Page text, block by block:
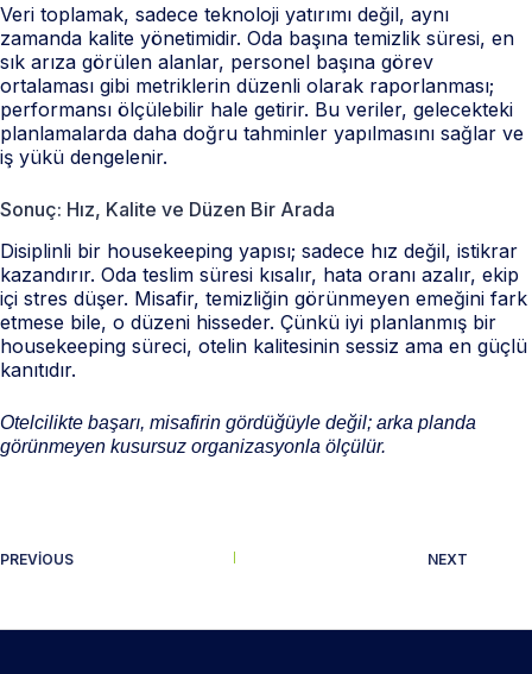
Veri toplamak, sadece teknoloji yatırımı değil, aynı
zamanda kalite yönetimidir. Oda başına temizlik süresi, en
sık arıza görülen alanlar, personel başına görev
ortalaması gibi metriklerin düzenli olarak raporlanması;
performansı ölçülebilir hale getirir. Bu veriler, gelecekteki
planlamalarda daha doğru tahminler yapılmasını sağlar ve
iş yükü dengelenir.
Sonuç: Hız, Kalite ve Düzen Bir Arada
Disiplinli bir housekeeping yapısı; sadece hız değil, istikrar
kazandırır. Oda teslim süresi kısalır, hata oranı azalır, ekip
içi stres düşer. Misafir, temizliğin görünmeyen emeğini fark
etmese bile, o düzeni hisseder. Çünkü iyi planlanmış bir
housekeeping süreci, otelin kalitesinin sessiz ama en güçlü
kanıtıdır.
Otelcilikte başarı, misafirin gördüğüyle değil; arka planda
görünmeyen kusursuz organizasyonla ölçülür.
PREVIOUS NEXT